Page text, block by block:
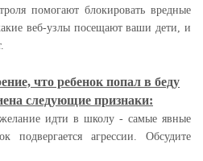
помогают блокировать вредные
веб-узлы посещают ваши дети, и
что ребенок попал в беду
следующие признаки:
идти в школу - самые явные
подвергается агрессии. Обсудите